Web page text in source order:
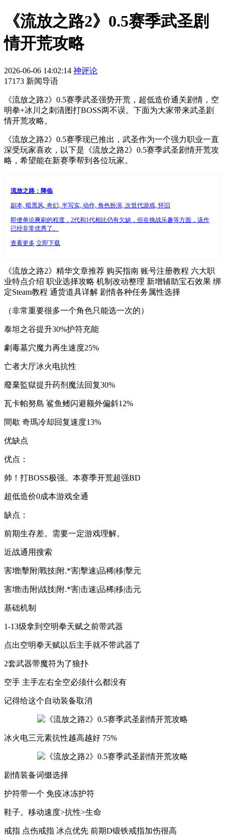
《流放之路2》0.5赛季武圣剧
情开荒攻略
2026-06-06 14:02:14 神评论
17173 新闻导语
《流放之路2》0.5赛季武圣强势开荒，超低造价通关剧情，空
明拳+冰川之刺清图打BOSS两不误。下面为大家带来武圣剧
情开荒攻略。
《流放之路2》0.5赛季现已推出，武圣作为一个强力职业一直
深受玩家喜欢，以下是《流放之路2》0.5赛季武圣剧情开荒攻
略，希望能在新赛季帮到各位玩家。
流放之路：降临
副本, 暗黑风, 奇幻, 半写实, 动作, 角色扮演, 次世代游戏, 怀旧
即便单论爽刷的程度，2代和1代相比仍有欠缺，但在挑战乐趣等方面，该作
已经非常优秀了。
查看更多 立即下载
《流放之路2》精华文章推荐 购买指南 账号注册教程 六大职
业特点介绍 职业选择攻略 机制改动整理 新增辅助宝石效果 绑
定Steam教程 通货道具详解 剧情各种任务属性选择
（非常重要很多一个角色只能选一次的）
泰坦之谷提升30%护符充能
劇毒墓穴魔力再生速度25%
亡者大厅冰火电抗性
廢棄監獄提升药剂魔法回复30%
瓦卡帕努島 鲨鱼鳍闪避额外偏斜12%
間歇 奇瑪冷却回复速度13%
优缺点
优点：
帅！打BOSS极强。本赛季开荒超强BD
超低造价0成本游戏全通
缺点：
前期生存差。需要一定游戏理解。
近战通用搜索
害增|擊附|戰技|附.*害|擊速|品稀|移|擊元
害增|击附|战技|附.*害|击速|品稀|移|击元
基础机制
1-13级拿到空明拳天赋之前带武器
点出空明拳天赋以后主手就不带武器了
2套武器带魔符为了狼扑
空手 主手左右全空必须什么都没有
记得给这个自动装备取消
冰火电三元素抗性越高越好 75%
剧情装备词缀选择
护符带一个 免疫冰冻护符
鞋子。移动速度>抗性>生命
戒指 点伤戒指 冰点优先 前期D锻铁戒指加伤很高